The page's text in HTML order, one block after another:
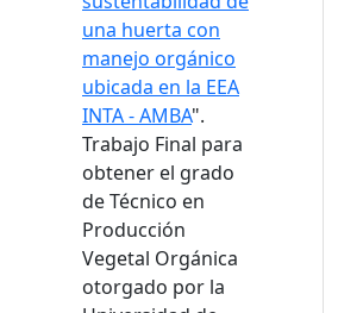
una huerta con
manejo orgánico
ubicada en la EEA
INTA - AMBA".
Trabajo Final para
obtener el grado
de Técnico en
Producción
Vegetal Orgánica
otorgado por la